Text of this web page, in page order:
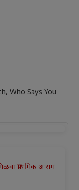
, Who Says You
प्राथमिक आराम